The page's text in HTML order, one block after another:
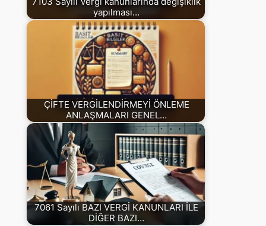
yapılması…
ÇİFTE VERGİLENDİRMEYİ ÖNLEME
ANLAŞMALARI GENEL…
7061 Sayılı BAZI VERGİ KANUNLARI İLE
DİĞER BAZI…